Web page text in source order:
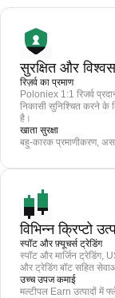
सुरक्षित और
रिज़र्व का प्रमाण
Poloniex 1:1 रिजर्व
निकासी सुनिश्चित करने के
है।
खाता सुरक्षा
बहु-कारक प्रमाणीकरण,
विभिन्न क्रिप्टो
स्पॉट और फ़्यूचर्स ट्रेडिंग
स्पॉट और मार्जिन ट्रेडिंग,
और ट्रेडिंग बॉट सहित
उच्च उपज कमाई
मल्टीपल Earn उत्पादों में